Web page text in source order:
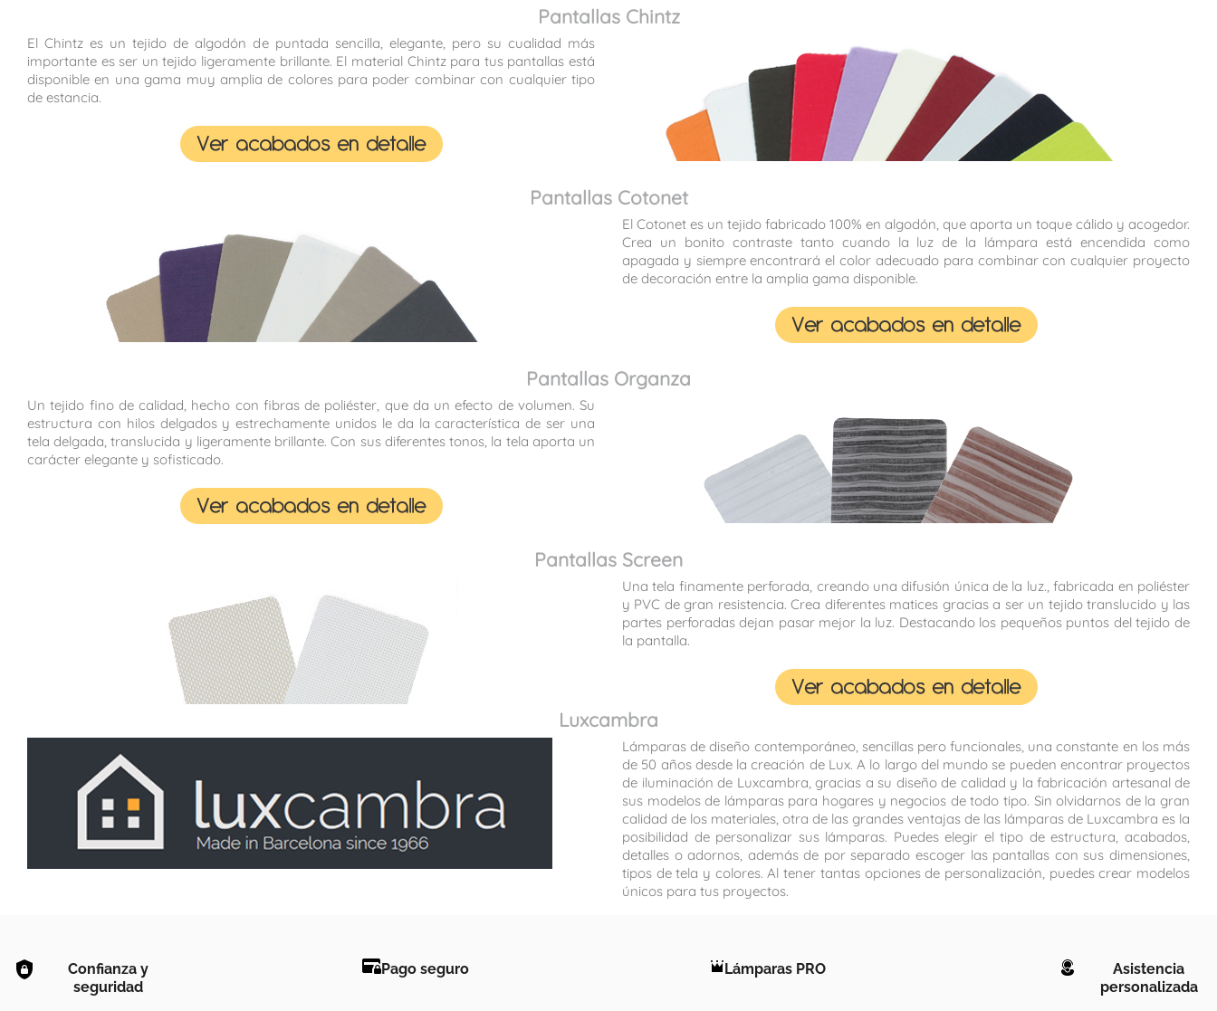
Pantallas Chintz
El Chintz es un tejido de algodón de puntada sencilla, elegante, pero su cualidad más
importante es ser un tejido ligeramente brillante. El material Chintz para tus pantallas está
disponible en una gama muy amplia de colores para poder combinar con cualquier tipo
de estancia.
Pantallas Cotonet
El Cotonet es un tejido fabricado 100% en algodón, que aporta un toque cálido y acogedor.
Crea un bonito contraste tanto cuando la luz de la lámpara está encendida como
apagada y siempre encontrará el color adecuado para combinar con cualquier proyecto
de decoración entre la amplia gama disponible.
Pantallas Organza
Un tejido fino de calidad, hecho con fibras de poliéster, que da un efecto de volumen. Su
estructura con hilos delgados y estrechamente unidos le da la característica de ser una
tela delgada, translucida y ligeramente brillante. Con sus diferentes tonos, la tela aporta un
carácter elegante y sofisticado.
Pantallas Screen
Una tela finamente perforada, creando una difusión única de la luz., fabricada en poliéster
y PVC de gran resistencia. Crea diferentes matices gracias a ser un tejido translucido y las
partes perforadas dejan pasar mejor la luz. Destacando los pequeños puntos del tejido de
la pantalla.
Luxcambra
Lámparas de diseño contemporáneo, sencillas pero funcionales, una constante en los más
de 50 años desde la creación de Lux. A lo largo del mundo se pueden encontrar proyectos
de iluminación de Luxcambra, gracias a su diseño de calidad y la fabricación artesanal de
sus modelos de lámparas para hogares y negocios de todo tipo. Sin olvidarnos de la gran
calidad de los materiales, otra de las grandes ventajas de las lámparas de Luxcambra es la
posibilidad de personalizar sus lámparas. Puedes elegir el tipo de estructura, acabados,
detalles o adornos, además de por separado escoger las pantallas con sus dimensiones,
tipos de tela y colores. Al tener tantas opciones de personalización, puedes crear modelos
únicos para tus proyectos.
Confianza y
seguridad
Pago seguro Lámparas PRO
Asistencia
personalizada